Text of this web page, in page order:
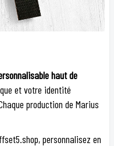
haut de
et votre identité
production de Marius
personnalisez en